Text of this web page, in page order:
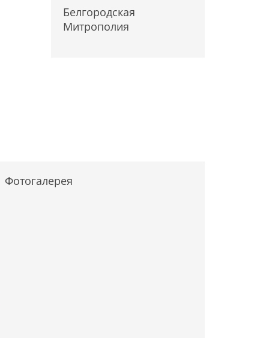
Белгородская
Митрополия
-
Фотогалерея